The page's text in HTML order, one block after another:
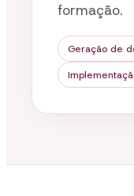
formação.
Geração de